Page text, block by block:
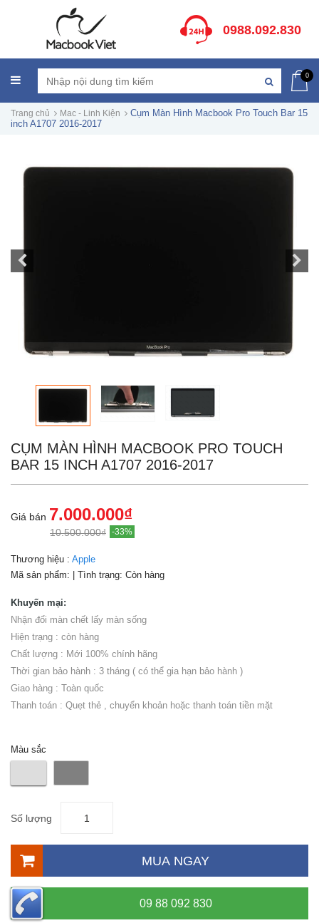
0988.092.830
0
Trang chủ Mac - Linh Kiện
Cụm Màn Hình Macbook Pro Touch Bar 15
inch A1707 2016-2017
CỤM MÀN HÌNH MACBOOK PRO TOUCH
BAR 15 INCH A1707 2016-2017
Giá bán 7.000.000₫
10.500.000₫ -33%
Thương hiệu : Apple
Mã sản phẩm:
| Tình trạng: Còn hàng
Khuyến mại:
Nhận đổi màn chết lấy màn sống
Hiện trạng : còn hàng
Chất lượng : Mới 100% chính hãng
Thời gian bảo hành : 3 tháng ( có thể gia hạn bảo hành )
Giao hàng : Toàn quốc
Thanh toán : Quẹt thẻ , chuyển khoản hoặc thanh toán tiền mặt
Màu sắc
Số lượng
MUA NGAY
09 88 092 830